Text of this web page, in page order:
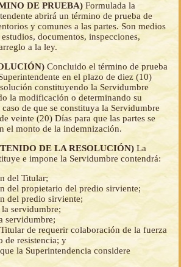
DE PRUEBA) Formulada la
abrirá un término de prueba de
y comunes a las partes. Son medios
documentos, inspecciones,
a la ley.
Concluido el término de prueba
en el plazo de diez (10)
constituyendo la Servidumbre
la modificación o determinando su
de que se constituya la Servidumbre
veinte (20) Días para que las partes se
el monto de la indemnización.
DE LA RESOLUCIÓN) La
e impone la Servidumbre contendrá:
del Titular;
del propietario del predio sirviente;
del predio sirviente;
servidumbre;
servidumbre;
de requerir colaboración de la fuerza
de resistencia; y
la Superintendencia considere